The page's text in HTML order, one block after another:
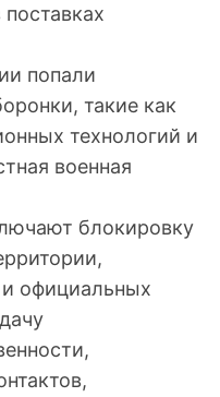
попали
такие как
технологий и
военная
блокировку
официальных